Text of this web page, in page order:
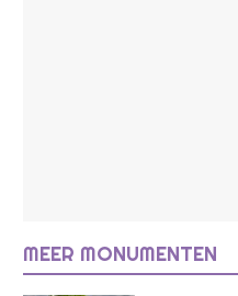
MEER MONUMENTEN